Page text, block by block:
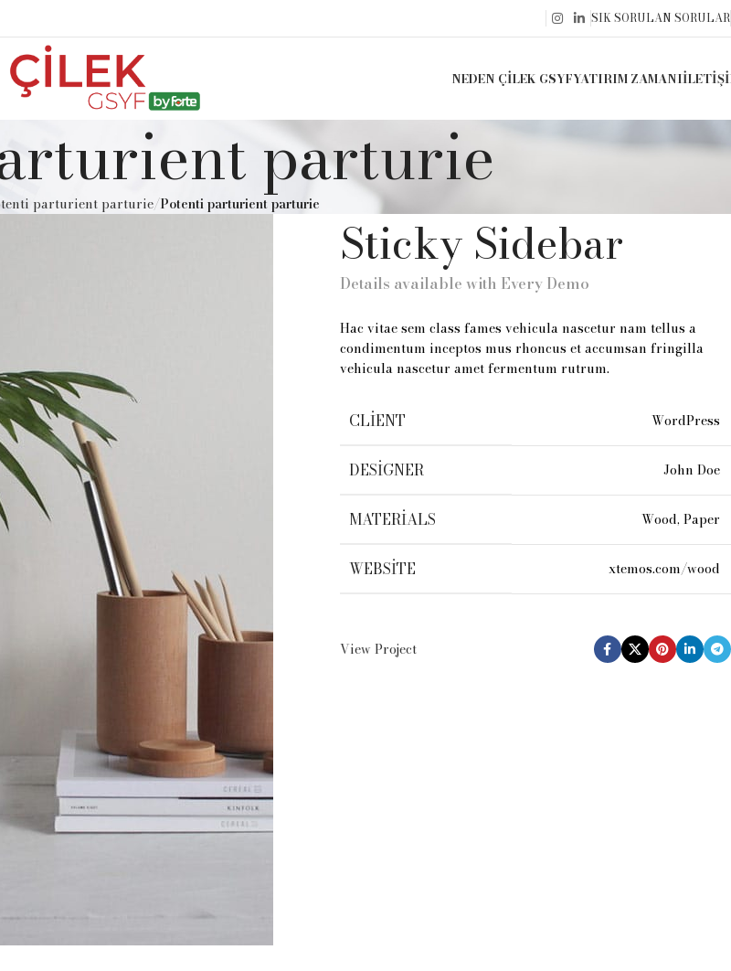
SIK SORULAN SORULAR
NEDEN ÇILEK GSYFYATIRIM ZAMANI
parturie
parturient parturie Potenti parturient parturie
Sticky Sidebar
Details available with Every Demo
Hac vitae sem class fames vehicula nascetur nam tellus a
condimentum inceptos mus rhoncus et accumsan fringilla
vehicula nascetur amet fermentum rutrum.
CLIENT WordPress
DESIGNER John Doe
MATERIALS Wood, Paper
WEBSITE xtemos.com/wood
View Project